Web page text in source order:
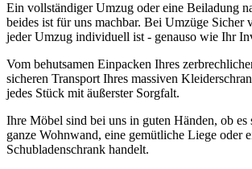
Ein vollständiger Umzug oder eine Beiladung
beides ist für uns machbar. Bei Umzüge Sicher
jeder Umzug individuell ist - genauso wie Ihr
Vom behutsamen Einpacken Ihres
sicheren Transport Ihres massiven
jedes Stück mit äußerster Sorgfalt.
Ihre Möbel sind bei uns in guten Händen, ob es
ganze Wohnwand, eine gemütliche Liege oder
Schubladenschrank handelt.